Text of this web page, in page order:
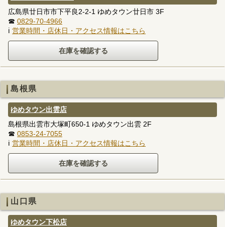
広島県廿日市市下平良2-2-1 ゆめタウン廿日市 3F
☎ 0829-70-4966
ℹ 営業時間・店休日・アクセス情報はこちら
島根県
ゆめタウン出雲店
島根県出雲市大塚町650-1 ゆめタウン出雲 2F
☎ 0853-24-7055
ℹ 営業時間・店休日・アクセス情報はこちら
山口県
ゆめタウン下松店